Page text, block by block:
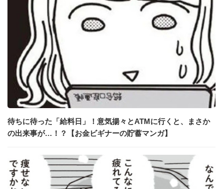
待ちに待った「給料日」！意気揚々とATMに行くと、まさか
の出来事が…！？【お金ビギナーの貯蓄マンガ】